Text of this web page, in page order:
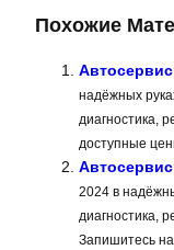
Похожие
Автосервис
надёжных
диагностика,
доступные
Автосервис
2024 в
диагностика,
Запишитесь